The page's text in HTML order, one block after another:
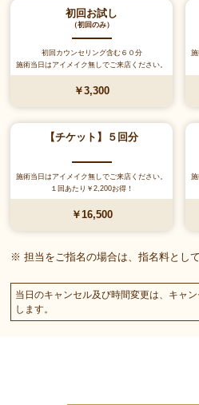
初回お試し
（初回のみ）
初回カウンセリング含む６０分
施術当日はアイメイク無しでご来店ください。
￥3,300
施
【チケット】５回分
施術当日はアイメイク無しでご来店ください。
１回あたり￥2,200お得！
￥16,500
施
※ 担当をご指名の場合は、指名料とし
当日のキャンセル及び時間変更は、キャ
します。